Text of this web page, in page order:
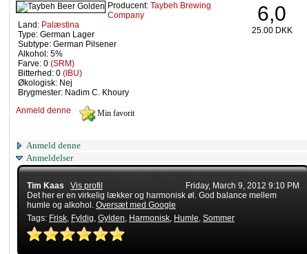
Producent: Taybeh Brewing
Company
Land: Palæstina
Type: German Lager
Subtype: German Pilsener
Alkohol: 5%
Farve: 0 (SRM)
Bitterhed: 0 (IBU)
Økologisk: Nej
Brygmester: Nadim C. Khoury
6,0
25.00 DKK
Anmeld denne
Anmeld denne
Anmeldelser
Tim Kaas Vis profil
Friday, March 9, 2012 9:10 PM
Det her er en virkelig lækker og harmonisk øl. God balance mellem
humle og alkohol. Oversæt med Google
Tags: Frisk, Fyldig, Gylden, Harmonisk, Humle, Sommer